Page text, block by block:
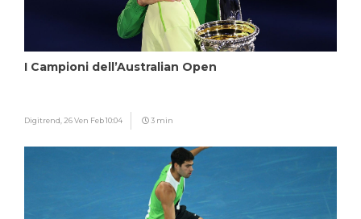
I Campioni dell’Australian Open
Digitrend, 26 Ven Feb 10:04 3 min